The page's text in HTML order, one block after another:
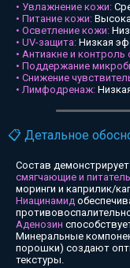
• Увлажнение кожи:
• Питание кожи:
• Осветление кожи:
• UV-защита: Низкая
• Антиакне и контроль
• Поддержание
• Снижение
• Лимфодренаж:
📋 Детальное
Состав
смягчающие и
моринги и каприлик/
Ниацинамид
Аденозин
Минеральные
порошки) создают
текстуры.